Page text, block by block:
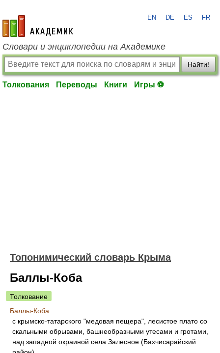
academic.ru
EN DE ES FR
Словари и энциклопедии на Академике
Найти!
Толкования Переводы Книги Игры ⚽
Топонимический словарь Крыма
Баллы-Коба
Толкование
Баллы-Коба
с крымско-татарского "медовая пещера", лесистое плато со
скальными обрывами, башнеобразными утесами и гротами,
над западной окраиной села Залесное (Бахчисарайский